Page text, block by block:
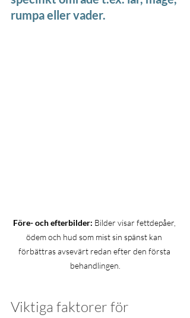
rumpa eller vader.
Före- och efterbilder: Bilder visar fettdepåer,
ödem och hud som mist sin spänst kan
förbättras avsevärt redan efter den första
behandlingen.
Viktiga faktorer för